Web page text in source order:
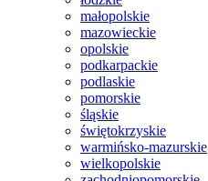
małopolskie
mazowieckie
opolskie
podkarpackie
podlaskie
pomorskie
śląskie
świętokrzyskie
warmińsko-mazurskie
wielkopolskie